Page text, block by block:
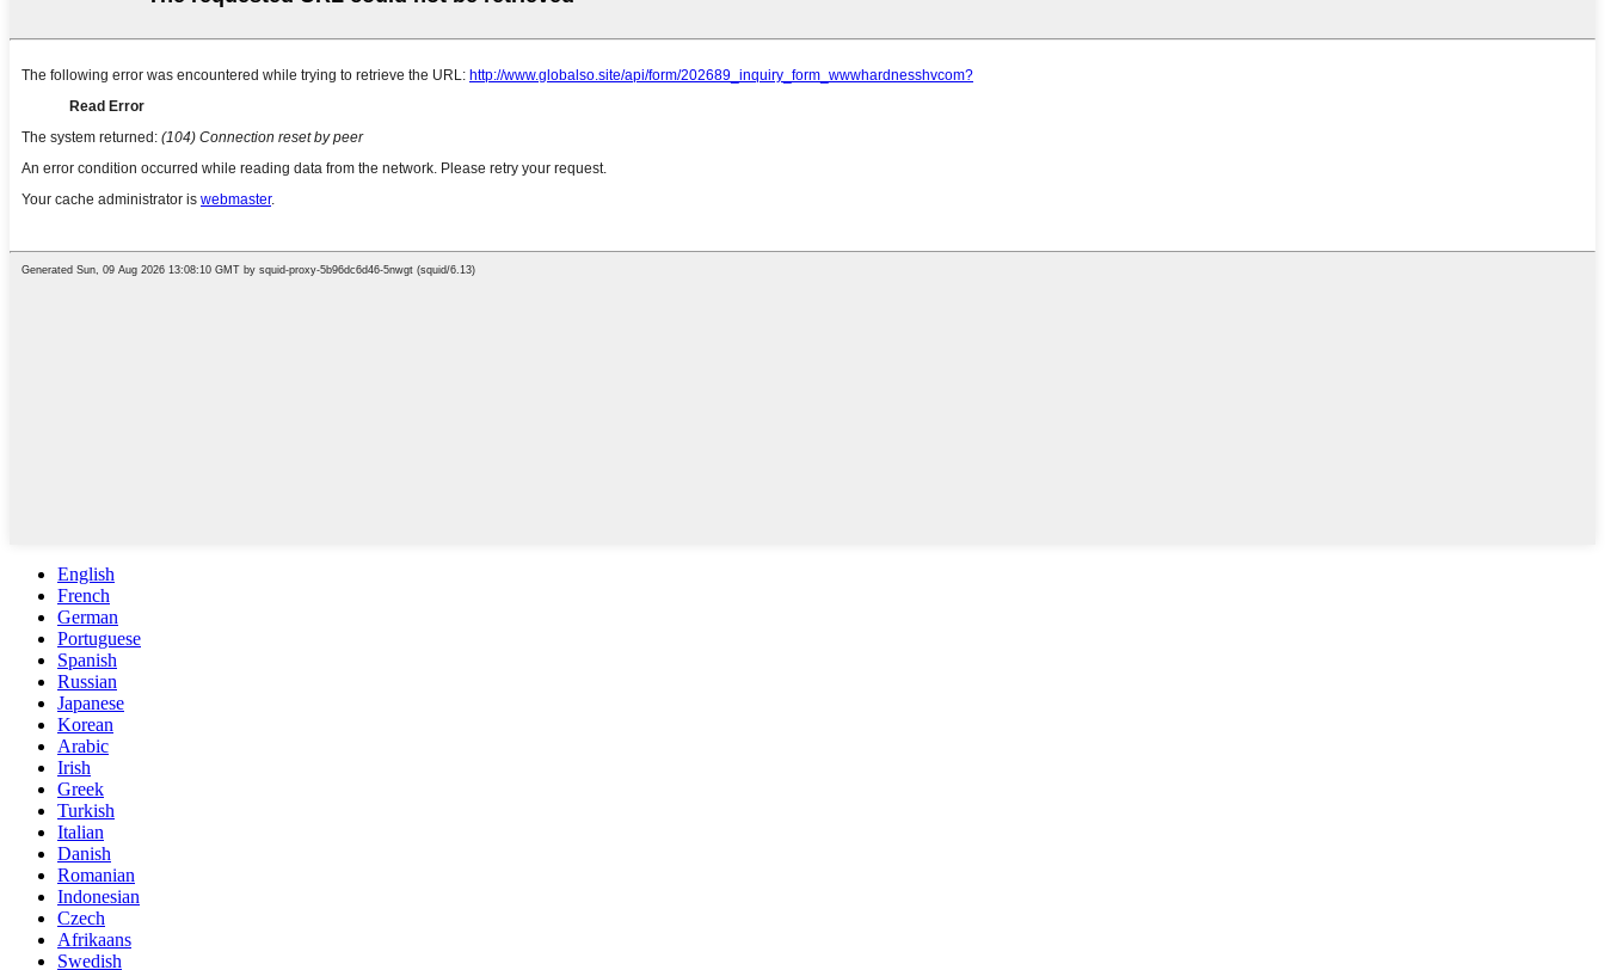
English
French
German
Portuguese
Spanish
Russian
Japanese
Korean
Arabic
Irish
Greek
Turkish
Italian
Danish
Romanian
Indonesian
Czech
Afrikaans
Swedish